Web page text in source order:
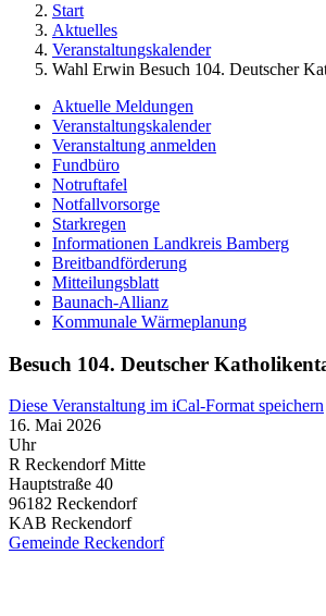
Start
Aktuelles
Veranstaltungskalender
Wahl Erwin Besuch 104. Deutscher
Aktuelle Meldungen
Veranstaltungskalender
Veranstaltung anmelden
Fundbüro
Notruftafel
Notfallvorsorge
Starkregen
Informationen Landkreis Bamberg
Breitbandförderung
Mitteilungsblatt
Baunach-Allianz
Kommunale Wärmeplanung
Besuch 104. Deutscher
Diese Veranstaltung im iCal-Format speichern
16. Mai 2026
Uhr
R Reckendorf Mitte
Hauptstraße 40
96182 Reckendorf
KAB Reckendorf
Gemeinde Reckendorf